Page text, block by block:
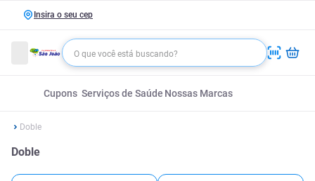
Insira o seu cep
Cupons Serviços de Saúde Nossas Marcas
Doble
Doble